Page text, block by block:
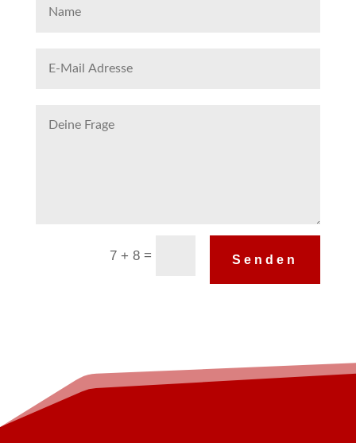
7 + 8 = Senden